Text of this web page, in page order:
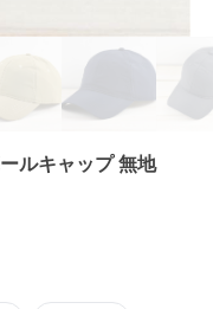
ルキャップ 無地